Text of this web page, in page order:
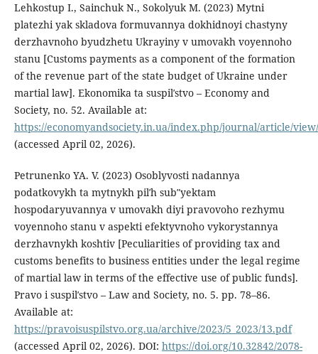
Lehkostup I., Sainchuk N., Sokolyuk M. (2023) Mytni
platezhi yak skladova formuvannya dokhidnoyi chastyny
derzhavnoho byudzhetu Ukrayiny v umovakh voyennoho
stanu [Customs payments as a component of the formation
of the revenue part of the state budget of Ukraine under
martial law]. Ekonomika ta suspilʹstvo – Economy and
Society, no. 52. Available at:
https://economyandsociety.in.ua/index.php/journal/article/
(accessed April 02, 2026).
Petrunenko YA. V. (2023) Osoblyvosti nadannya
podatkovykh ta mytnykh pilʹh subʺyektam
hospodaryuvannya v umovakh diyi pravovoho rezhymu
voyennoho stanu v aspekti efektyvnoho vykorystannya
derzhavnykh koshtiv [Peculiarities of providing tax and
customs benefits to business entities under the legal regime
of martial law in terms of the effective use of public funds].
Pravo i suspilʹstvo – Law and Society, no. 5. pp. 78–86.
Available at:
https://pravoisuspilstvo.org.ua/archive/2023/5_2023/13.pdf
(accessed April 02, 2026). DOI: https://doi.org/10.32842/2078-